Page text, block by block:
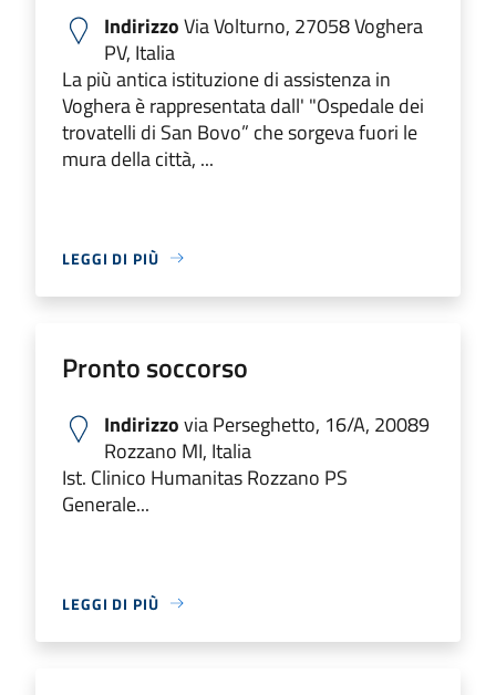
IndirizzoVia Volturno, 27058 Voghera
PV, Italia
La più antica istituzione di assistenza in
Voghera è rappresentata dall' "Ospedale dei
trovatelli di San Bovo” che sorgeva fuori le
mura della città, ...
LEGGI DI PIÙ
Pronto soccorso
Indirizzovia Perseghetto, 16/A, 20089
Rozzano MI, Italia
Ist. Clinico Humanitas Rozzano PS
Generale...
LEGGI DI PIÙ